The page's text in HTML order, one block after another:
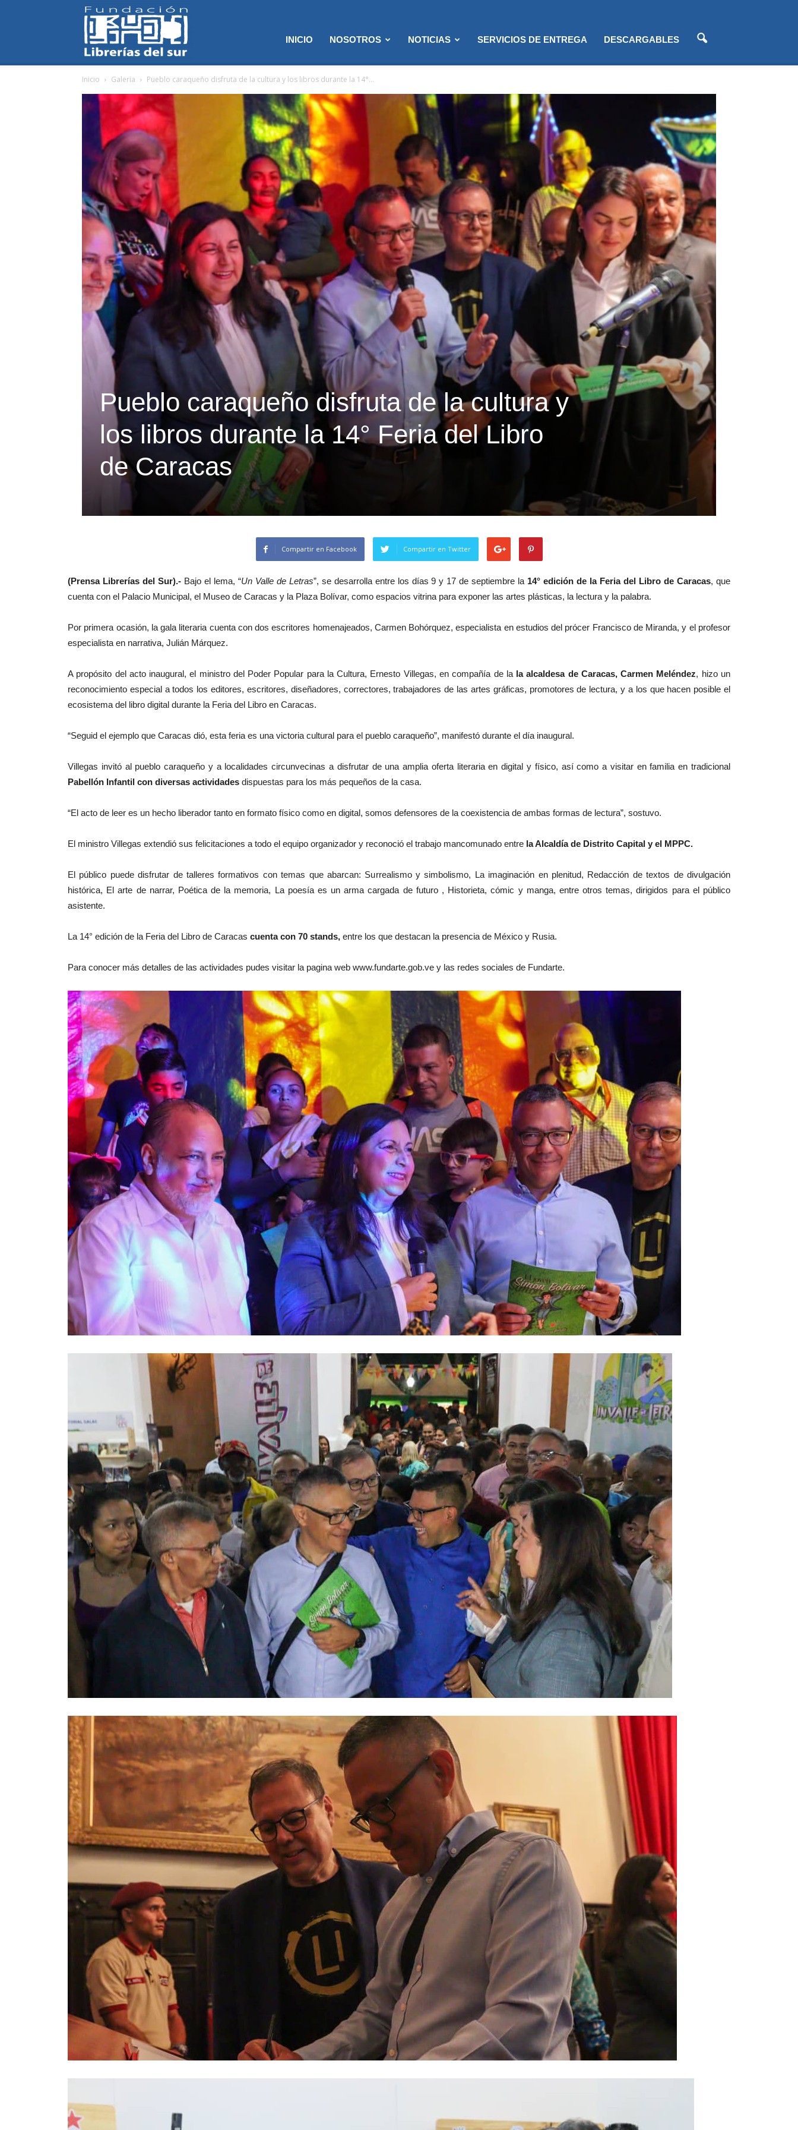
Librerías
Sur
INICIO NOSOTROS NOTICIAS SERVICIOS DE ENTREGA DESCARGABLES
Inicio Galeria Pueblo caraqueño disfruta de la cultura y los libros durante la 14°...
Pueblo caraqueño disfruta de la cultura y
los libros durante la 14° Feria del Libro
de Caracas
Compartir en Facebook Compartir en Twitter
(Prensa Librerías del Sur).- Bajo el lema, “Un Valle de Letras”, se desarrolla entre los días 9 y 17 de septiembre la 14° edición de la Feria del Libro de Caracas, que
cuenta con el Palacio Municipal, el Museo de Caracas y la Plaza Bolívar, como espacios vitrina para exponer las artes plásticas, la lectura y la palabra.
Por primera ocasión, la gala literaria cuenta con dos escritores homenajeados, Carmen Bohórquez, especialista en estudios del prócer Francisco de Miranda, y el profesor
especialista en narrativa, Julián Márquez.
A propósito del acto inaugural, el ministro del Poder Popular para la Cultura, Ernesto Villegas, en compañía de la la alcaldesa de Caracas, Carmen Meléndez, hizo un
reconocimiento especial a todos los editores, escritores, diseñadores, correctores, trabajadores de las artes gráficas, promotores de lectura, y a los que hacen posible el
ecosistema del libro digital durante la Feria del Libro en Caracas.
“Seguid el ejemplo que Caracas dió, esta feria es una victoria cultural para el pueblo caraqueño”, manifestó durante el día inaugural.
Villegas invitó al pueblo caraqueño y a localidades circunvecinas a disfrutar de una amplia oferta literaria en digital y físico, así como a visitar en familia en tradicional
Pabellón Infantil con diversas actividades dispuestas para los más pequeños de la casa.
“El acto de leer es un hecho liberador tanto en formato físico como en digital, somos defensores de la coexistencia de ambas formas de lectura”, sostuvo.
El ministro Villegas extendió sus felicitaciones a todo el equipo organizador y reconoció el trabajo mancomunado entre la Alcaldía de Distrito Capital y el MPPC.
El público puede disfrutar de talleres formativos con temas que abarcan: Surrealismo y simbolismo, La imaginación en plenitud, Redacción de textos de divulgación
histórica, El arte de narrar, Poética de la memoria, La poesía es un arma cargada de futuro , Historieta, cómic y manga, entre otros temas, dirigidos para el público
asistente.
La 14° edición de la Feria del Libro de Caracas cuenta con 70 stands, entre los que destacan la presencia de México y Rusia.
Para conocer más detalles de las actividades pudes visitar la pagina web www.fundarte.gob.ve y las redes sociales de Fundarte.